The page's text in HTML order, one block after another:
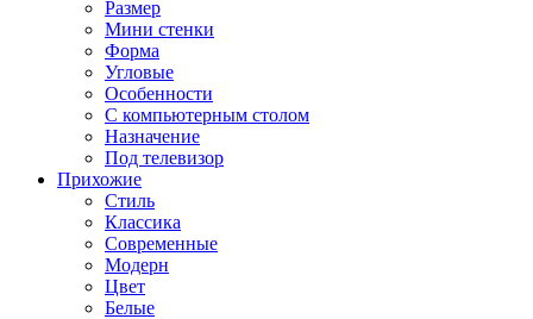
Размер
Мини стенки
Форма
Угловые
Особенности
С компьютерным столом
Назначение
Под телевизор
Прихожие
Стиль
Классика
Современные
Модерн
Цвет
Белые